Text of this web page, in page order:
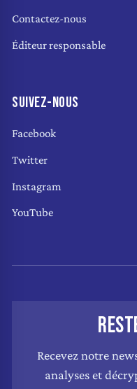
Contactez-nous
Éditeur responsable
SUIVEZ-NOUS
Facebook
Twitter
Instagram
YouTube
Recevez notre
analyses et